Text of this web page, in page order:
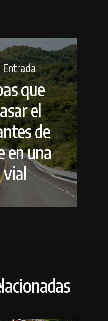
Entrada
que
el
de
en una
vial